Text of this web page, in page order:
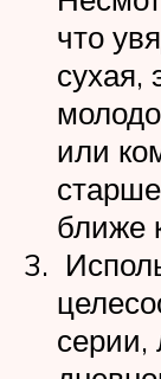
что
сухая,
или
ближе
серии,